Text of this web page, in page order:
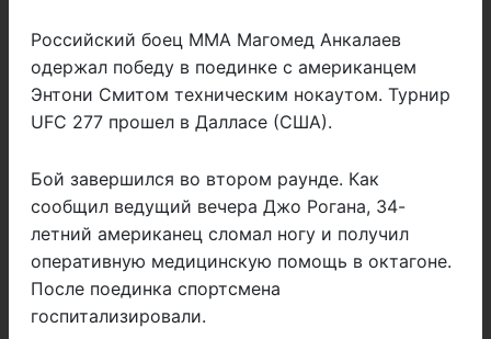
Российский боец MMA Магомед Анкалаев
одержал победу в поединке с американцем
Энтони Смитом техническим нокаутом. Турнир
UFC 277 прошел в Далласе (США).
Бой завершился во втором раунде. Как
сообщил ведущий вечера Джо Рогана, 34-
летний американец сломал ногу и получил
оперативную медицинскую помощь в октагоне.
После поединка спортсмена
госпитализировали.